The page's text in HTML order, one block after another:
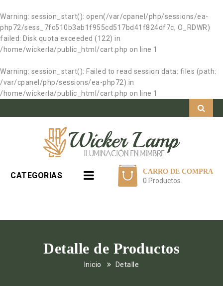
Warning: session_start(): open(/var/cpanel/php/sessions/ea-
php72/sess_7fc510b3ab1f955cd517bd41f824df7c, O_RDWR)
failed: Disk quota exceeded (122) in
/home/wickerla/public_html/cart.php on line 1
Warning: session_start(): Failed to read session data: files (path:
/var/cpanel/php/sessions/ea-php72) in
/home/wickerla/public_html/cart.php on line 1
CATEGORIAS CARRO DE COMPRA
0 Productos.
Detalle de Productos
Inicio Detalle